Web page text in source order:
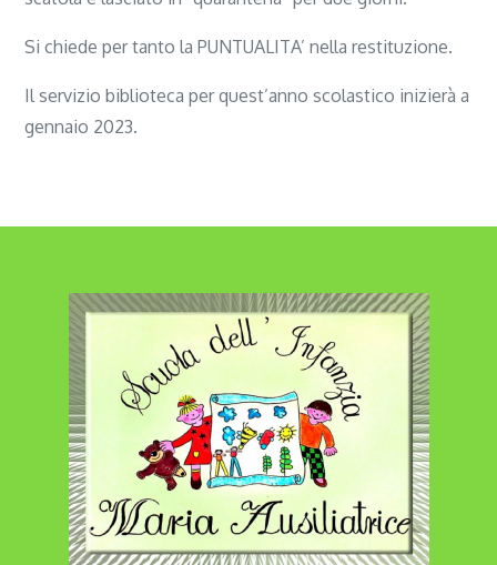
Si chiede per tanto la PUNTUALITA’ nella restituzione.
Il servizio biblioteca per quest’anno scolastico inizierà a
gennaio 2023.